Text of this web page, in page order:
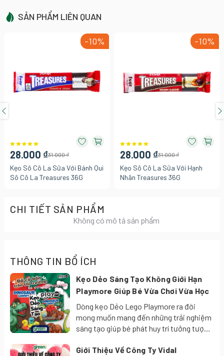
SẢN PHẨM LIÊN QUAN
-10%
28.000 ₫31.000 ₫
Kẹo Sô Cô La Sữa Với Bánh Qui
Sô Cô La Treasures 36G
-10%
28.000 ₫31.000 ₫
Kẹo Sô Cô La Sữa Với Hạnh
Nhân Treasures 36G
CHI TIẾT SẢN PHẨM
Không có mô tả sản phẩm
THÔNG TIN BỔ ÍCH
Kẹo Dẻo Sáng Tạo Không Giới Hạn
Playmore Giúp Bé Vừa Chơi Vừa Học
Dòng kẹo Dẻo Lego Playmore ra đời
mong muốn mang đến những trải nghiệm
sáng tạo giúp bé phát huy trí tưởng tượng
cuộc sống. Mang lại cho trẻ em nhiều
Giới Thiệu Về Công Ty Vidal